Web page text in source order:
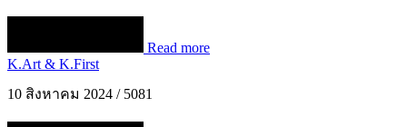
Read more
K.Art & K.First
10 สิงหาคม 2024 / 5081